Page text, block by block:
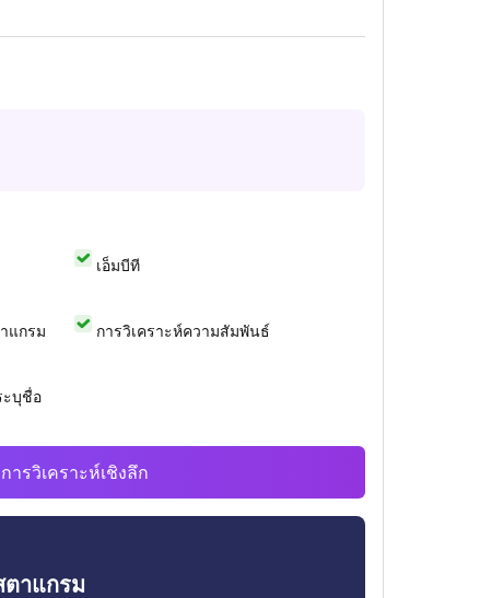
เอ็มบีที
แกรม การวิเคราะห์ความสัมพันธ์
ะบุชื่อ
รวิเคราะห์เชิงลึก
ตาแกรม